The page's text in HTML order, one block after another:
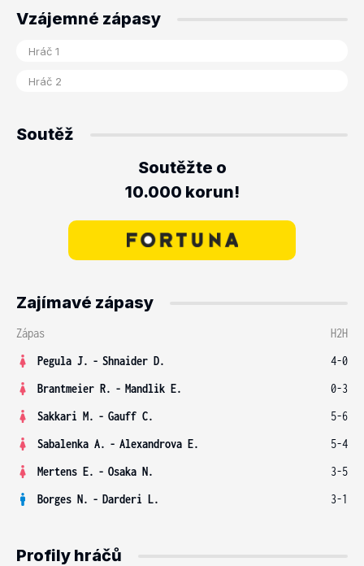
Vzájemné zápasy
Soutěž
Soutěžte o
10.000 korun!
Zajímavé zápasy
Zápas
H2H
Pegula J. - Shnaider D.
4-0
Brantmeier R. - Mandlik E.
0-3
Sakkari M. - Gauff C.
5-6
Sabalenka A. - Alexandrova E.
5-4
Mertens E. - Osaka N.
3-5
Borges N. - Darderi L. 3-1
Profily hráčů